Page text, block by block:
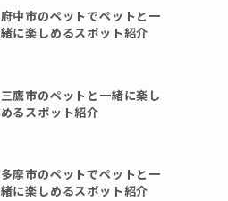
府中市のペットでペットと一
緒に楽しめるスポット紹介
三鷹市のペットと一緒に楽し
めるスポット紹介
多摩市のペットでペットと一
緒に楽しめるスポット紹介